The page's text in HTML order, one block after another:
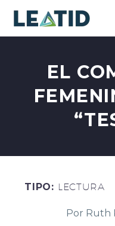
EL
TIPO: LECTURA
Por Ruth